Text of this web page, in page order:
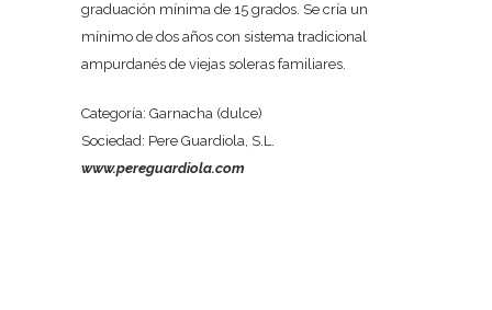
graduación mínima de 15 grados. Se cría un
mínimo de dos años con sistema tradicional
ampurdanés de viejas soleras familiares.
Categoría: Garnacha (dulce)
Sociedad: Pere Guardiola, S.L.
www.pereguardiola.com